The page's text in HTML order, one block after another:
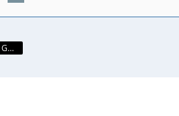
Motion TM Vertriebs GmbH